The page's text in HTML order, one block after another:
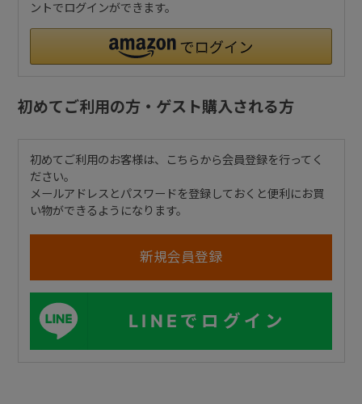
ントでログインができます。
初めてご利用の方・ゲスト購入される方
初めてご利用のお客様は、こちらから会員登録を行ってく
ださい。
メールアドレスとパスワードを登録しておくと便利にお買
い物ができるようになります。
LINEでログイン